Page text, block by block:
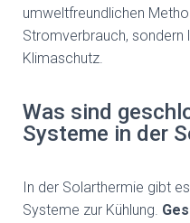
umweltfreundlichen
Stromverbrauch, sondern
Klimaschutz.
Was sind
Systeme in der
In der Solarthermie gibt
Systeme zur Kühlung.